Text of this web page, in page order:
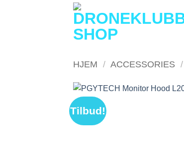
HJEM / ACCESSORIES /
Tilbud!